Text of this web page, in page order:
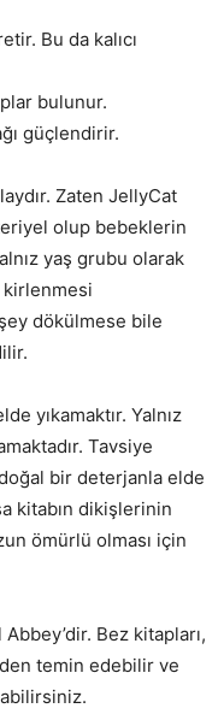
Bu da kalıcı
bulunur.
güçlendirir.
Zaten JellyCat
olup bebeklerin
yaş grubu olarak
kirlenmesi
dökülmese bile
yıkamaktır. Yalnız
Tavsiye
bir deterjanla elde
kitabın dikişlerinin
ömürlü olması için
Bez kitapları,
temin edebilir ve